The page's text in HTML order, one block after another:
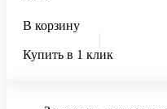
В корзину
Купить в 1 клик